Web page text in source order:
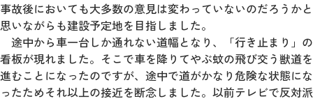
事故後においても大多数の意見は変わっていないのだろうかと
思いながらも建設予定地を目指しました。
途中から車一台しか通れない道幅となり、「行き止まり」の
看板が現れました。そこで車を降りてやぶ蚊の飛び交う獣道を
進むことになったのですが、途中で道がかなり危険な状態にな
ったためそれ以上の接近を断念しました。以前テレビで反対派